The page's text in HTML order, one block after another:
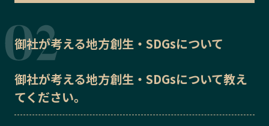
御社が考える地方創生・SDGsについて
御社が考える地方創生・SDGsについて教え
てください。